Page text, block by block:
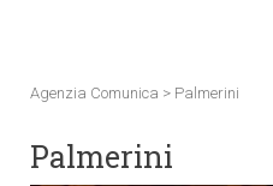
Agenzia Comunica > Palmerini
Palmerini